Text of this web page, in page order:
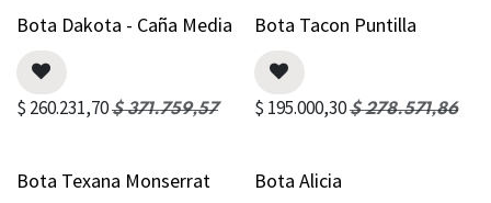
Bota Dakota - Caña Media
$ 260.231,70$371.759,57
Bota Tacon Puntilla
$ 195.000,30$278.571,86
Bota Texana Monserrat Bota Alicia